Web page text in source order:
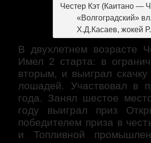
Честер Кэт (Каитано —
«Волгоградский»
Х.Д.Касаев, жокей
В двухлетнем возрасте
Имел 2 старта: в
вторым, и выиграл
лошадей. Участвовал в
года. Занял шестое
году выиграл приз
победителем приза в
и Топливной